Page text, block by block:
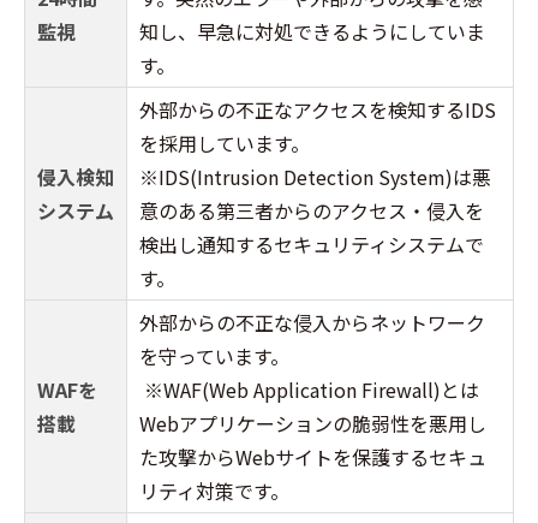
監視
知し、早急に対処できるようにしていま
す。
侵入検知
システム
外部からの不正なアクセスを検知するIDS
を採用しています。
※IDS(Intrusion Detection System)は悪
意のある第三者からのアクセス・侵入を
検出し通知するセキュリティシステムで
す。
WAFを
搭載
外部からの不正な侵入からネットワーク
を守っています。
※WAF(Web Application Firewall)とは
Webアプリケーションの脆弱性を悪用し
た攻撃からWebサイトを保護するセキュ
リティ対策です。